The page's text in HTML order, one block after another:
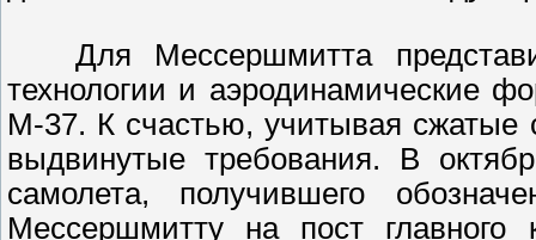
Для Мессершмитта
технологии и аэродинамические
М-37. К счастью, учитывая сжатые
выдвинутые требования. В
самолета, получившего
Мессершмитту на пост главного